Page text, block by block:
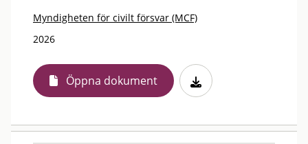
Myndigheten för civilt försvar (MCF)
2026
Öppna dokument